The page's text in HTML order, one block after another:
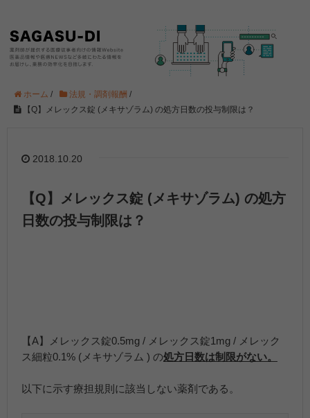
ホーム / 法規・調剤報酬 /
【Q】メレックス錠 (メキサゾラム) の処方日数の投与制限は？
2018.10.20
【Q】メレックス錠 (メキサゾラム) の処方
日数の投与制限は？
【A】メレックス錠0.5mg / メレックス錠1mg / メレック
ス細粒0.1% (メキサゾラム ) の処方日数は制限がない。
以下に示す療担規則に該当しない薬剤である。